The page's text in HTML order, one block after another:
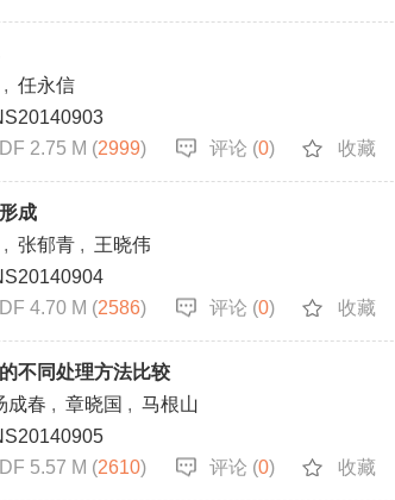
, 任永信
2.75 M (2999) 评论 (0) 收藏
成
, 张郁青 , 王晓伟
4.70 M (2586) 评论 (0) 收藏
不同处理方法比较
成春 , 章晓国 , 马根山
5.57 M (2610) 评论 (0) 收藏